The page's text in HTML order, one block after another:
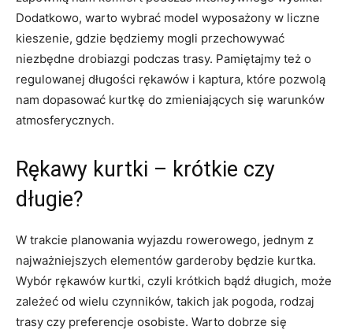
Dodatkowo, warto ⁢wybrać model wyposażony w liczne
kieszenie,​ gdzie będziemy mogli​ przechowywać
niezbędne drobiazgi ⁣podczas trasy. Pamiętajmy też o
regulowanej długości ‍rękawów i kaptura, które pozwolą
nam dopasować kurtkę do zmieniających się⁢ warunków
atmosferycznych.
Rękawy kurtki – krótkie czy‌
długie?
W trakcie⁤ planowania wyjazdu rowerowego, jednym z
najważniejszych elementów ‍garderoby‌ będzie kurtka.
Wybór rękawów kurtki, czyli krótkich bądź długich, ⁤może
zależeć od wielu czynników, takich jak pogoda, ‌rodzaj⁢
trasy czy preferencje osobiste. Warto dobrze się⁢